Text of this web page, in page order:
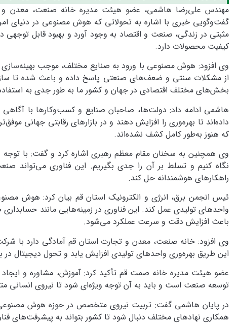
مهندس علی‌رضا هاشمی، عضو هیئت مدیره خانه صنعت، معدن و
گفت‌وگویی خبری با اشاره به تحولاتی که هوش مصنوعی در دنیای
مثبتی در زندگی، صنعت و اقتصاد به وجود آورد و بهبود قابل توجهی
کیفیت محصولات دارد.
وی افزود: هوش مصنوعی با ورود به صنایع مختلف، موجب
از مشکلات سنتی و ضعف‌های صنعتی پاسخ داده و باعث شده تا
بخش‌های مختلف اقتصادی در جهان و کشور ما به طور جدی به
هاشمی ادامه داد: دولت‌ها، صاحبان صنایع و کسب‌وکارها با
داده‌اند تا بهره‌وری را افزایش دهند و در بازارهای رقابتی جهانی
که هنوز به‌طور کامل کشف نشده‌اند.
وی همچنین به سخنان مقام معظم رهبری اشاره کرد و گفت: با
نگاه کنیم و تسلط بر آن را جدی بگیریم. این فناوری می‌تواند
راهکارهای هوشمندانه حل کند.
ئیس انجمن برق، انرژی و الکترونیک استان قم بیان کرد: هوش
واحدهای تولیدی عمل کند. این فناوری در زمینه‌هایی مانند
باعث افزایش دقت و سرعت عملکرد می‌شود.
وی افزود: خانه صنعت، معدن و تجارت استان قم آمادگی دارد با
این طریق بهره‌وری واحدهای تولیدی افزایش یابد و تحول
عضو هیئت مدیره خانه صمت قم تأکید کرد: آموزش، مشاوره و
توسعه صنعت است و باید به آن توجه ویژه‌ای شود تا نیروی انسانی
در پایان هاشمی گفت: تربیت نیروی متخصص در حوزه هوش مصنوعی
همکاری نهادهای مختلف دنبال شود تا کشور بتواند به پیشرفت‌های